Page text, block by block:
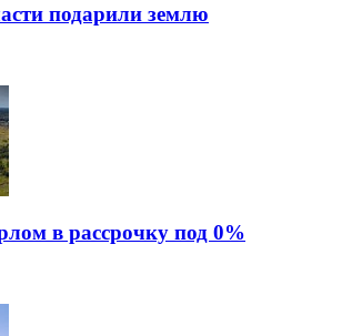
подарили землю
в рассрочку под 0%